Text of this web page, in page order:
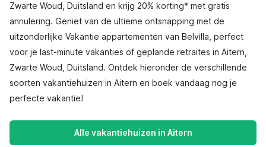
Zwarte Woud, Duitsland en krijg 20% korting* met gratis
annulering. Geniet van de ultieme ontsnapping met de
uitzonderlijke Vakantie appartementen van Belvilla, perfect
voor je last-minute vakanties of geplande retraites in Aitern,
Zwarte Woud, Duitsland. Ontdek hieronder de verschillende
soorten vakantiehuizen in Aitern en boek vandaag nog je
perfecte vakantie!
Alle vakantiehuizen in Aitern